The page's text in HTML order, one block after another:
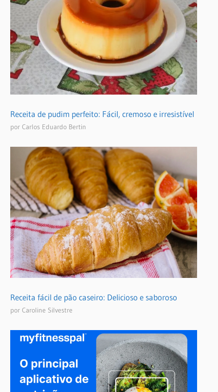
Receita de pudim perfeito: Fácil, cremoso e irresistível
por Carlos Eduardo Bertin
Receita fácil de pão caseiro: Delicioso e saboroso
por Caroline Silvestre